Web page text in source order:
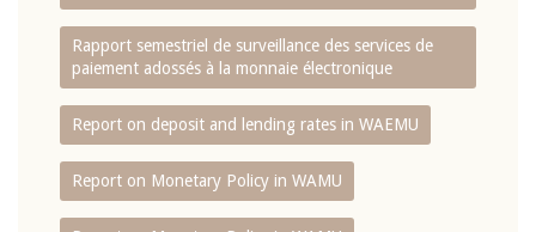
Rapport semestriel de surveillance des services de
paiement adossés à la monnaie électronique
Report on deposit and lending rates in WAEMU
Report on Monetary Policy in WAMU